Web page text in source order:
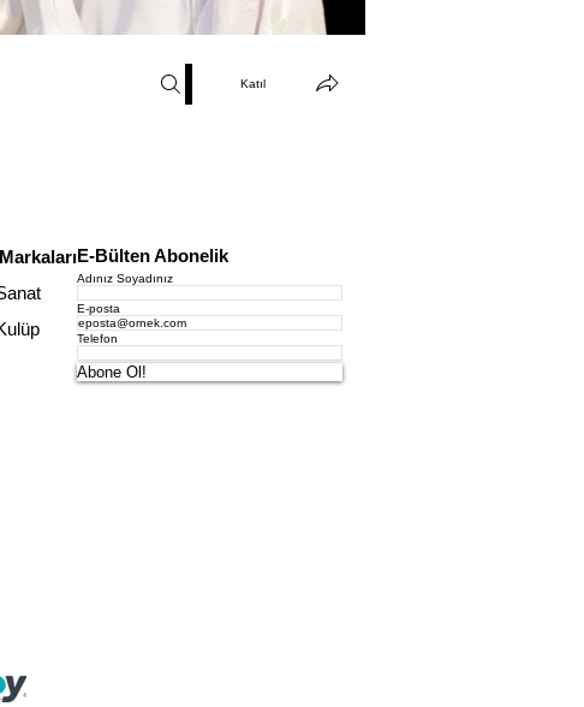
Katıl
E-Bülten Abonelik
Adınız Soyadınız
E-posta
Telefon
Abone Ol!